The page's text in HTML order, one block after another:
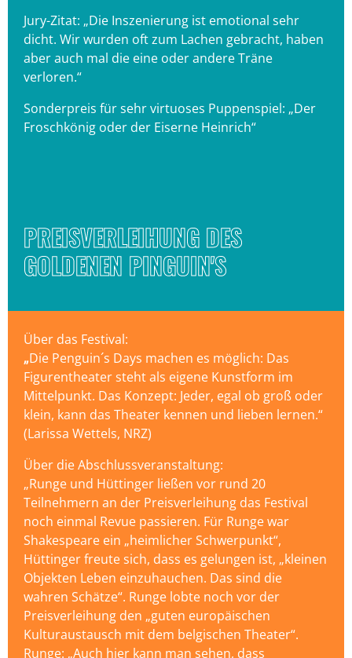
Jury-Zitat: „Die Inszenierung ist emotional sehr
dicht. Wir wurden oft zum Lachen gebracht, haben
aber auch mal die eine oder andere Träne
verloren.“
Sonderpreis für sehr virtuoses Puppenspiel: „Der
Froschkönig oder der Eiserne Heinrich“
PREISVERLEIHUNG DES
GOLDENEN PINGUIN'S
Über das Festival:
„Die Penguin´s Days machen es möglich: Das
Figurentheater steht als eigene Kunstform im
Mittelpunkt. Das Konzept: Jeder, egal ob groß oder
klein, kann das Theater kennen und lieben lernen.“
(Larissa Wettels, NRZ)
Über die Abschlussveranstaltung:
„Runge und Hüttinger ließen vor rund 20
Teilnehmern an der Preisverleihung das Festival
noch einmal Revue passieren. Für Runge war
Shakespeare ein „heimlicher Schwerpunkt“,
Hüttinger freute sich, dass es gelungen ist, „kleinen
Objekten Leben einzuhauchen. Das sind die
wahren Schätze“. Runge lobte noch vor der
Preisverleihung den „guten europäischen
Kulturaustausch mit dem belgischen Theater“.
Runge: „Auch hier kann man sehen, dass